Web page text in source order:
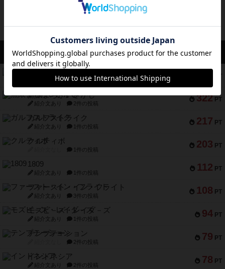
アクセス数 急上昇中
PT
紹介文なし 1件の投稿
322 PT
無限まちがいさがし
紹介文あり 2件の投稿
217 PT
ガルフストライク
紹介文あり 1件の投稿
203 PT
クルティボ
1件の投稿
112 PT
1809
紹介文あり 1件の投稿
108 PT
ファースト・イン・フライト
紹介文あり 3件の投稿
94 PT
モズビ－ズ・レイダ－ズ
紹介文あり 1件の投稿
79 PT
テンプテーション
2件の投稿
78 PT
インドネシア
紹介文あり 2件の投稿